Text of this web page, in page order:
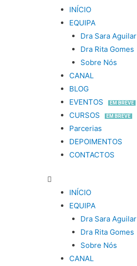
INÍCIO
EQUIPA
Dra Sara Aguilar
Dra Rita Gomes
Sobre Nós
CANAL
BLOG
EVENTOS
EM BREVE
CURSOS EM BREVE
Parcerias
DEPOIMENTOS
CONTACTOS
INÍCIO
EQUIPA
Dra Sara Aguilar
Dra Rita Gomes
Sobre Nós
CANAL